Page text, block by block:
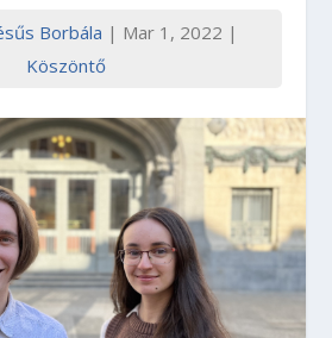
Borbála | Mar 1, 2022 |
Köszöntő